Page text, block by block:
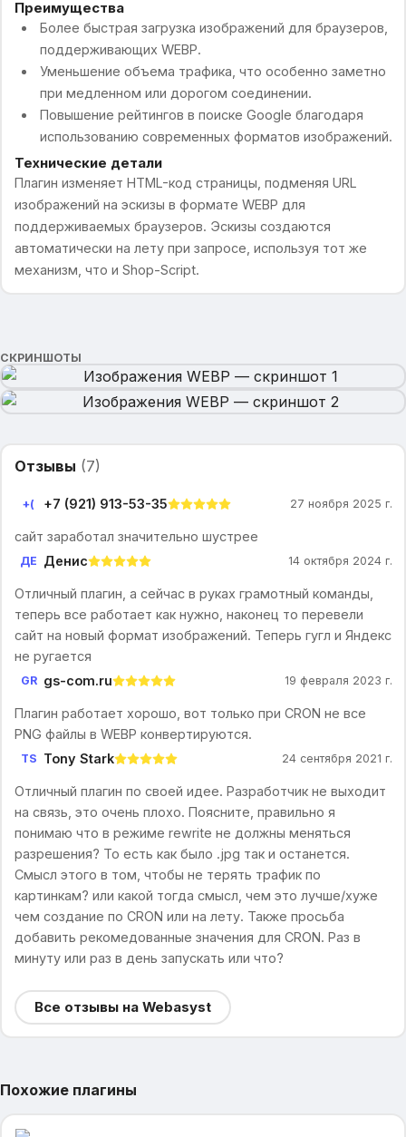
Преимущества
Более быстрая загрузка изображений для браузеров,
поддерживающих WEBP.
Уменьшение объема трафика, что особенно заметно
при медленном или дорогом соединении.
Повышение рейтингов в поиске Google благодаря
использованию современных форматов изображений.
Технические детали
Плагин изменяет HTML-код страницы, подменяя URL
изображений на эскизы в формате WEBP для
поддерживаемых браузеров. Эскизы создаются
автоматически на лету при запросе, используя тот же
механизм, что и Shop-Script.
СКРИНШОТЫ
Отзывы (7)
+( +7 (921) 913-53-35 27 ноября 2025 г.
сайт заработал значительно шустрее
ДЕ Денис 14 октября 2024 г.
Отличный плагин, а сейчас в руках грамотный команды,
теперь все работает как нужно, наконец то перевели
сайт на новый формат изображений. Теперь гугл и Яндекс
не ругается
GR gs-com.ru 19 февраля 2023 г.
Плагин работает хорошо, вот только при CRON не все
PNG файлы в WEBP конвертируются.
TS Tony Stark 24 сентября 2021 г.
Отличный плагин по своей идее. Разработчик не выходит
на связь, это очень плохо. Поясните, правильно я
понимаю что в режиме rewrite не должны меняться
разрешения? То есть как было .jpg так и останется.
Смысл этого в том, чтобы не терять трафик по
картинкам? или какой тогда смысл, чем это лучше/хуже
чем создание по CRON или на лету. Также просьба
добавить рекомедованные значения для CRON. Раз в
минуту или раз в день запускать или что?
Все отзывы на Webasyst
Похожие плагины